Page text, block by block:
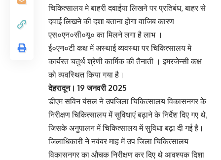
चिकित्सालय मे बाहरी दवाईया लिखने पर प्रतिबंध, बाहर से
दवाई लिखने की दशा बताना होगा वाजिब कारण
एस०एन०सी०यू० का मिलने लगा है लाभ ।
ई०एन०टी कक्ष में अस्थाई व्यवस्था पर चिकित्सालय मे
कार्यरत चतुर्थ श्रेणी कार्मिक की तैनाती । इमरजेन्सी कक्ष
को व्यवस्थित किया गया है।
देहरादून। 19 जनवरी 2025
डीएम सविन बंसल ने उपजिला चिकित्सालय विकासनगर के
निरीक्षण चिकित्सालय में सुविधाएं बढ़ाने के निर्देश दिए गए थे,
जिसके अनुपालन में चिकित्सालय में सुविधा बढ़ा दी गई है।
जिलाधिकारी ने नवंबर माह में उप जिला चिकित्सालय
विकासनगर का औचक निरीक्षण कर दिए थे आवश्यक दिशा